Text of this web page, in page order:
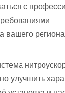
с
вашего региона.
улучшить